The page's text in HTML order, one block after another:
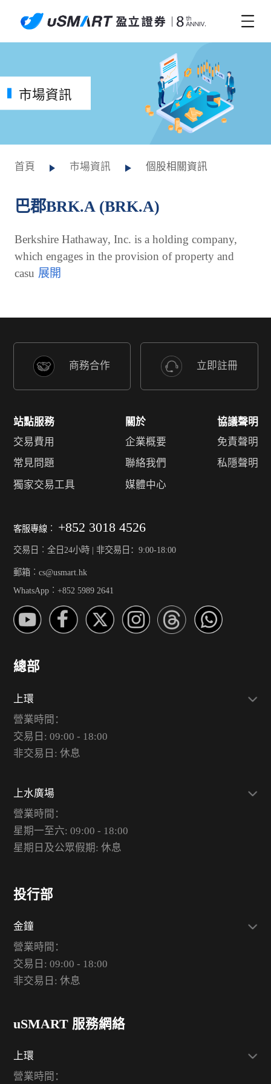
市場資訊
首頁 市場資訊 個股相關資訊
巴郡BRK.A (BRK.A)
Berkshire Hathaway, Inc. is a holding company,
which engages in the provision of property and
casu
商務合作 立即註冊
站點服務
交易費用
常見問題
獨家交易工具
關於
企業概要
聯絡我們
媒體中心
協議聲明
免責聲明
私隱聲明
客服專線︰ +852 3018 4526
交易日︰全日24小時 | 非交易日：9:00-18:00
郵箱︰cs@usmart.hk
WhatsApp︰+852 5989 2641
總部
上環
營業時間：
交易日: 09:00 - 18:00
非交易日: 休息
上水廣場
營業時間：
星期一至六: 09:00 - 18:00
星期日及公眾假期: 休息
投行部
金鐘
營業時間：
交易日: 09:00 - 18:00
非交易日: 休息
uSMART 服務網絡
上環
營業時間：